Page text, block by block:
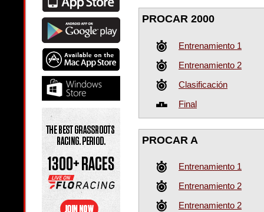
PROCAR 2000
Entrenamiento 1
Entrenamiento 2
Clasificación
Final
PROCAR A
Entrenamiento 1
Entrenamiento 2
Entrenamiento 2